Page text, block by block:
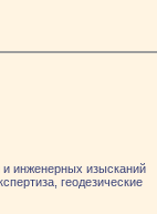
и инженерных изысканий
геодезические